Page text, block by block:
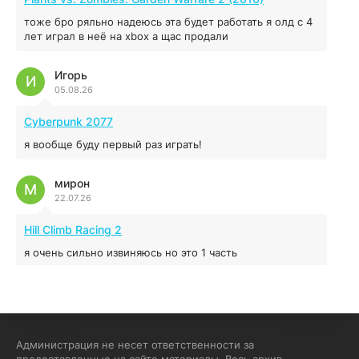
44.98 ГБ 2025
04.12.2025
Red Chaos - The Strict Order
04.12.2025
16.95 ГБ
04.12.2025
тоже бро ряльно надеюсь эта будет работать я олд с 4
лет играл в неё на xbox а щас продали
Игорь
05.08.26
И
Cyberpunk 2077
я вообще буду первый раз играть!
мирон
22.07.26
М
Hill Climb Racing 2
я очень сильно извиняюсь но это 1 часть
Администрация не несет ответственности за